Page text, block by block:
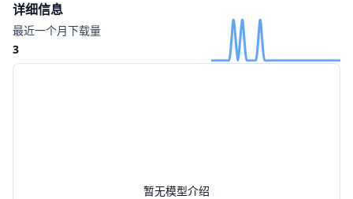
暂无模型介绍
详细信息
最近一个月下载量
3